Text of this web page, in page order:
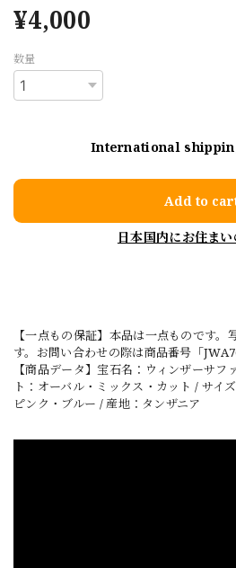
¥4,000
数量
International
Add to
日本国内にお住ま
【一点もの保証】本品は一点ものです。
す。お問い合わせの際は商品番号「
【商品データ】宝石名：ウィンザーサフ
ト：オーバル・ミックス・カット / サイ
ピンク・ブルー / 産地：タンザニア